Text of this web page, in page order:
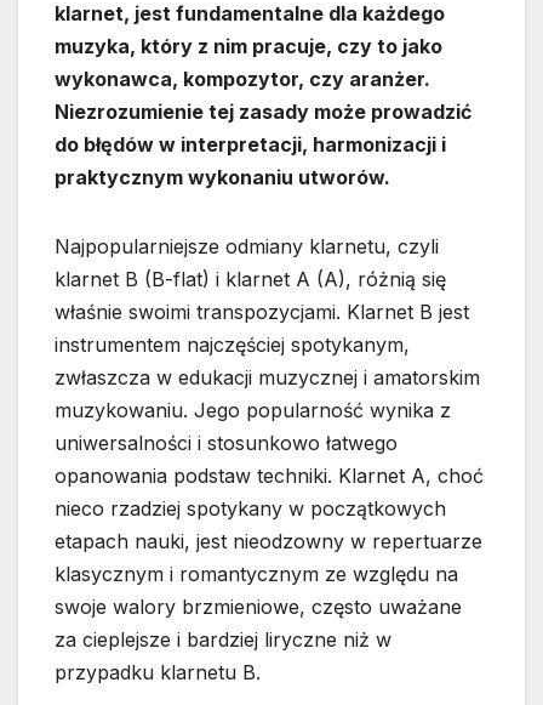
klarnet, jest fundamentalne dla każdego
muzyka, który z nim pracuje, czy to jako
wykonawca, kompozytor, czy aranżer.
Niezrozumienie tej zasady może prowadzić
do błędów w interpretacji, harmonizacji i
praktycznym wykonaniu utworów.
Najpopularniejsze odmiany klarnetu, czyli
klarnet B (B-flat) i klarnet A (A), różnią się
właśnie swoimi transpozycjami. Klarnet B jest
instrumentem najczęściej spotykanym,
zwłaszcza w edukacji muzycznej i amatorskim
muzykowaniu. Jego popularność wynika z
uniwersalności i stosunkowo łatwego
opanowania podstaw techniki. Klarnet A, choć
nieco rzadziej spotykany w początkowych
etapach nauki, jest nieodzowny w repertuarze
klasycznym i romantycznym ze względu na
swoje walory brzmieniowe, często uważane
za cieplejsze i bardziej liryczne niż w
przypadku klarnetu B.